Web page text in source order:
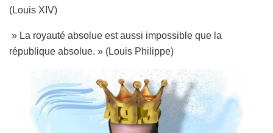
(Louis XIV)
» La royauté absolue est aussi impossible que la
république absolue. » (Louis Philippe)